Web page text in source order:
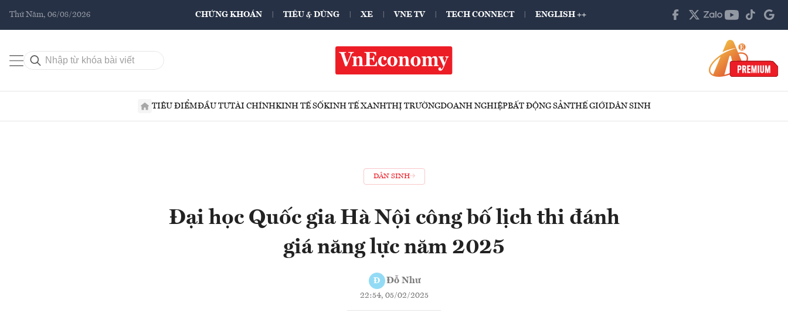
Thứ Năm, 06/08/2026 CHỨNG KHOÁN TIÊU & DÙNG XE VNE TV TECH CONNECT ENGLISH ++
TIÊU ĐIỂMĐẦU TƯTÀI CHÍNHKINH TẾ SỐKINH TẾ XANHTHỊ TRƯỜNGDOANH NGHIỆPBẤT ĐỘNG SẢNTHẾ GIỚIDÂN SINH
DÂN SINH
Đại học Quốc gia Hà Nội công bố lịch thi đánh
giá năng lực năm 2025
Đ Đỗ Như
22:54, 05/02/2025